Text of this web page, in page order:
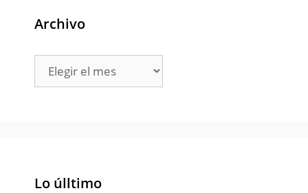
Archivo
Lo úlltimo